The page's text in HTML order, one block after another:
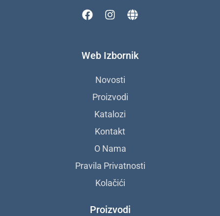
F
b
I
a
r
m
G
e
Web Izbornik
Novosti
Proizvodi
Katalozi
Kontakt
O Nama
Pravila Privatnosti
Kolačići
Proizvodi